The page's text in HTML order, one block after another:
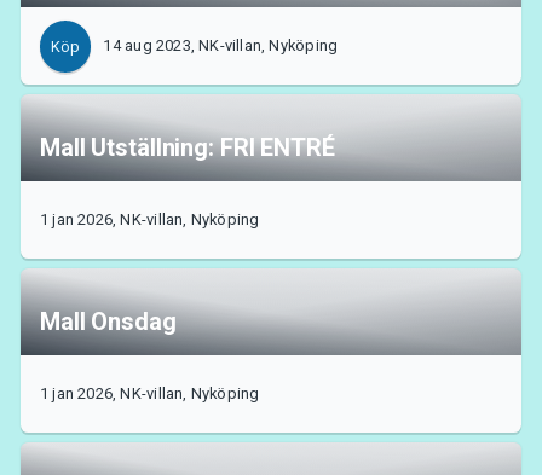
Support
Om Tickster
Köp 14 aug 2023, NK-villan, Nyköping
Mall Utställning: FRI ENTRÉ
1 jan 2026, NK-villan, Nyköping
Mall Onsdag
1 jan 2026, NK-villan, Nyköping